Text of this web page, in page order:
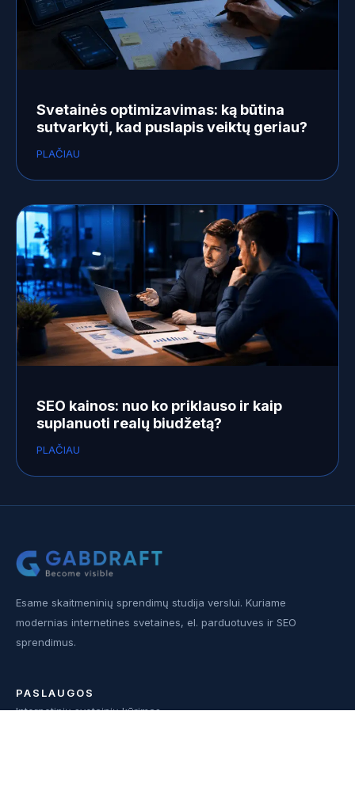
Svetainės optimizavimas: ką būtina
sutvarkyti, kad puslapis veiktų geriau?
PLAČIAU
SEO kainos: nuo ko priklauso ir kaip
suplanuoti realų biudžetą?
PLAČIAU
Esame skaitmeninių sprendimų studija verslui. Kuriame
modernias internetines svetaines, el. parduotuves ir SEO
sprendimus.
PASLAUGOS
Internetinių svetainių kūrimas